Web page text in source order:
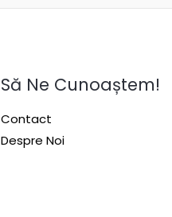
Să Ne Cunoaștem!
Contact
Despre Noi